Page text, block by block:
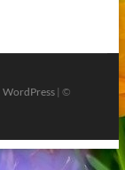
WordPress| ©